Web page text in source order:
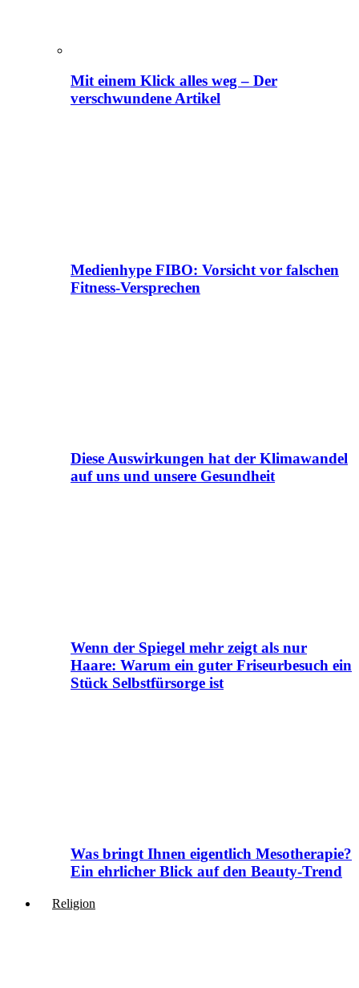
Mit einem Klick alles weg – Der
verschwundene Artikel
Medienhype FIBO: Vorsicht vor falschen
Fitness-Versprechen
Diese Auswirkungen hat der Klimawandel
auf uns und unsere Gesundheit
Wenn der Spiegel mehr zeigt als nur
Haare: Warum ein guter Friseurbesuch ein
Stück Selbstfürsorge ist
Was bringt Ihnen eigentlich Mesotherapie?
Ein ehrlicher Blick auf den Beauty-Trend
Religion